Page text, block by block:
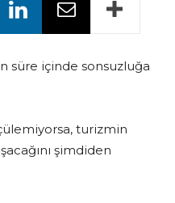
süre içinde sonsuzluğa
turizmin
şimdiden